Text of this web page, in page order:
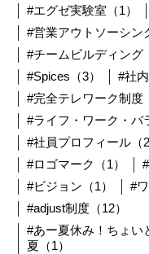
#エグゼ実験室（1）
#営業アウトソーシン
#チームビルディング
#Spices（3）
#社
#完全テレワーク制度
#ライフ・ワーク・バ
#社員プロフィール（2
#ロゴマーク（1）
#ビジョン（1）
#
#adjust制度（12）
#あー夏休み！ちょい
夏（1）